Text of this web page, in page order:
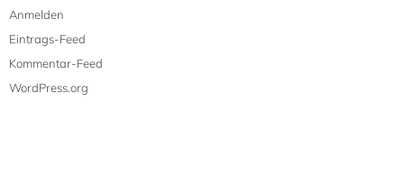
Anmelden
Eintrags-Feed
Kommentar-Feed
WordPress.org